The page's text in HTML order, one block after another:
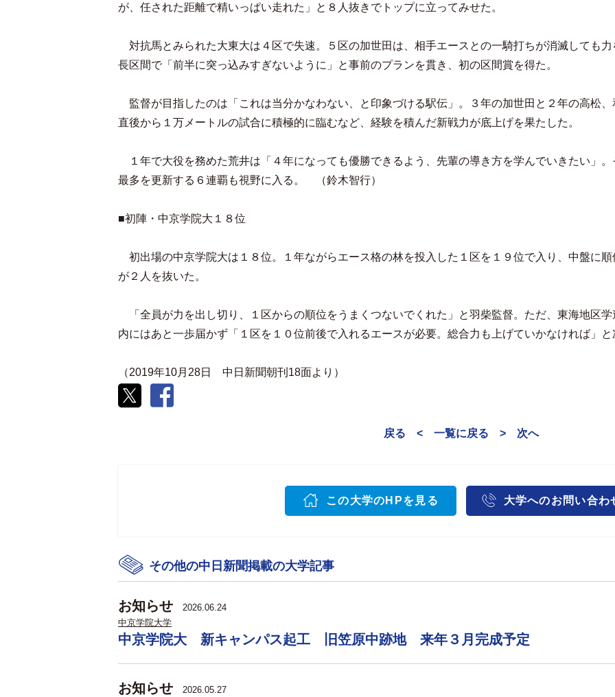
が、任された距離で精いっぱい走れた」と８人抜きでトップに立ってみせた。
対抗馬とみられた大東大は４区で失速。５区の加世田は、相手エースとの一騎打ちが消滅しても
長区間で「前半に突っ込みすぎないように」と事前のプランを貫き、初の区間賞を得た。
監督が目指したのは「これは当分かなわない、と印象づける駅伝」。３年の加世田と２年の高松
直後から１万メートルの試合に積極的に臨むなど、経験を積んだ新戦力が底上げを果たした。
１年で大役を務めた荒井は「４年になっても優勝できるよう、先輩の導き方を学んでいきたい」
最多を更新する６連覇も視野に入る。 （鈴木智行）
■初陣・中京学院大１８位
初出場の中京学院大は１８位。１年ながらエース格の林を投入した１区を１９位で入り、中盤に
が２人を抜いた。
「全員が力を出し切り、１区からの順位をうまくつないでくれた」と羽柴監督。ただ、東海地区
内にはあと一歩届かず「１区を１０位前後で入れるエースが必要。総合力も上げていかなければ」
（2019年10月28日 中日新聞朝刊18面より）
戻る < 一覧に戻る > 次へ
この大学のHPを見る 大学へのお問い合わ
その他の中日新聞掲載の大学記事
お知らせ
2026.06.24
中京学院大学
中京学院大 新キャンパス起工 旧笠原中跡地 来年３月完成予定
お知らせ
2026.05.27